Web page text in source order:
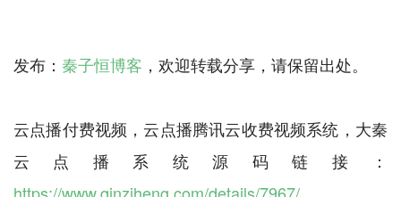
发布： 秦子恒博客 ，欢迎转载分享，请保留出处。
云点播付费视频，云点播腾讯云收费视频系统，大秦
云点播系统源码链接：
https://www.qinziheng.com/details/7967/